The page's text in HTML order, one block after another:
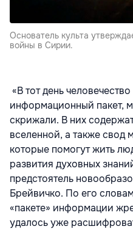
Основатель культа
войны в Сирии.
«В тот день
информационный пакет,
скрижали. В них
вселенной, а также свод
которые помогут жить
развития духовных
предстоятель
Брейвичко. По его
«пакете» информации
удалось уже